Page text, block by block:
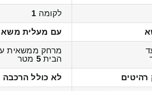
לקומה 1
עם מעלית משא
מרחק ממשאית
הבית5 מטר
רהיטים
לא כולל הרכבה